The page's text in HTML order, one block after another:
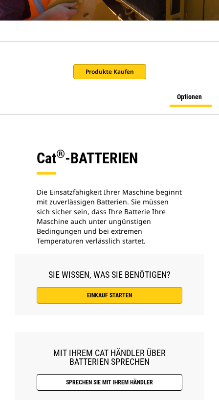
Produkte Kaufen
Optionen
Cat®-BATTERIEN
Die Einsatzfähigkeit Ihrer Maschine beginnt
mit zuverlässigen Batterien. Sie müssen
sich sicher sein, dass Ihre Batterie Ihre
Maschine auch unter ungünstigen
Bedingungen und bei extremen
Temperaturen verlässlich startet.
SIE WISSEN, WAS SIE BENÖTIGEN?
EINKAUF STARTEN
MIT IHREM CAT HÄNDLER ÜBER
BATTERIEN SPRECHEN
SPRECHEN SIE MIT IHREM HÄNDLER